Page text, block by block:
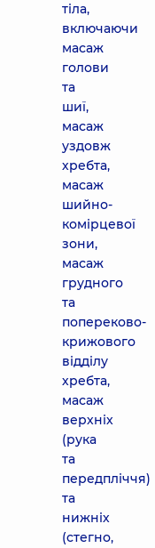
тіла,
включаючи
масаж
голови
та
шиї,
масаж
уздовж
хребта,
масаж
шийно-
комірцевої
зони,
масаж
грудного
та
попереково-
крижового
відділу
хребта,
масаж
верхніх
(рука
та
передпліччя)
та
нижніх
(стегно,